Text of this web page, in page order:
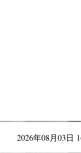
2026年08月03日